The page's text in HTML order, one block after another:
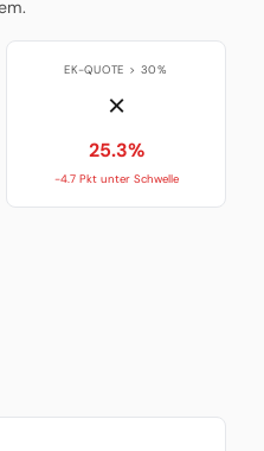
EK-QUOTE > 30%
✗
25.3%
-4.7 Pkt unter Schwelle